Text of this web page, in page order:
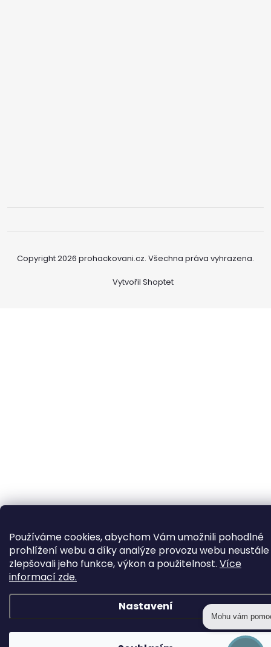
Používáme cookies, abychom Vám umožnili pohodlné
prohlížení webu a díky analýze provozu webu neustále
zlepšovali jeho funkce, výkon a použitelnost. Více
informací zde.
Nastavení
Vytvořil Shoptet
Copyright 2026 prohackovani.cz. Všechna práva vyhrazena.
Mohu vám